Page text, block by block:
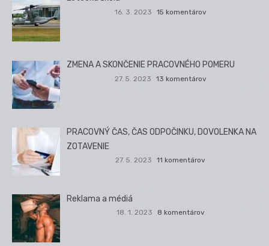
16. 3. 2023 15 komentárov
ZMENA A SKONČENIE PRACOVNÉHO POMERU
27. 5. 2023 13 komentárov
PRACOVNÝ ČAS, ČAS ODPOČINKU, DOVOLENKA NA
ZOTAVENIE
27. 5. 2023 11 komentárov
Reklama a médiá
18. 1. 2023 8 komentárov